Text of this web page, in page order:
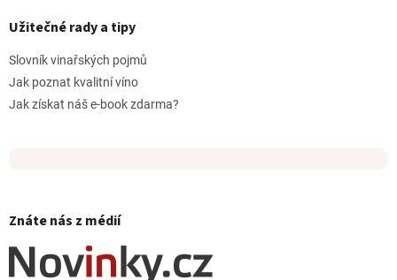
Užitečné rady a tipy
Slovník vinařských pojmů
Jak poznat kvalitní víno
Jak získat náš e-book zdarma?
Znáte nás z médií